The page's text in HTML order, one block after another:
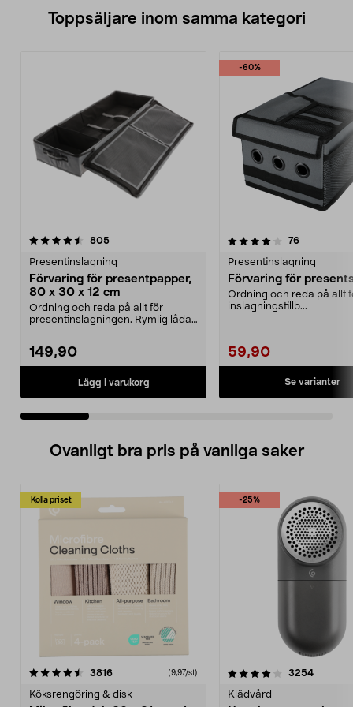
Toppsäljare inom samma kategori
805recensioner
Presentinslagning
Förvaring för presentpapper,
80 x 30 x 12 cm
Ordning och reda på allt för
presentinslagningen. Rymlig låda
149,90
Lägg i varukorg
-60%
4.0 av 5 stjärnor 76recensioner
Presentinslagning
Förvaring för
Ordning och reda på allt
inslagningstillb...
59,90
Se varianter
4.5 av 5 stjärnor
Ovanligt bra pris på vanliga saker
Kolla priset
3816recensioner (9,97/st)
Köksrengöring & disk
-25%
4.0av 5 stjärnor 3254
Klädvård
4.5av 5 stjärnor